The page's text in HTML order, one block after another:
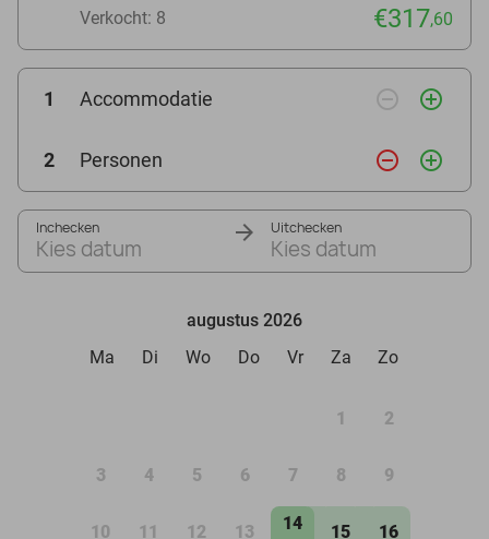
Verkocht: 8
€317,60
1 Accommodatie remove_circle_outline add_circle_outline
2 Personen remove_circle_outline add_circle_outline
Inchecken
Kies datum
Uitchecken
Kies datum
augustus 2026
Ma
Di Wo Do Vr Za Zo
1 2
3 4 5 6 7 8 9
10 11 12 13 14 15 16